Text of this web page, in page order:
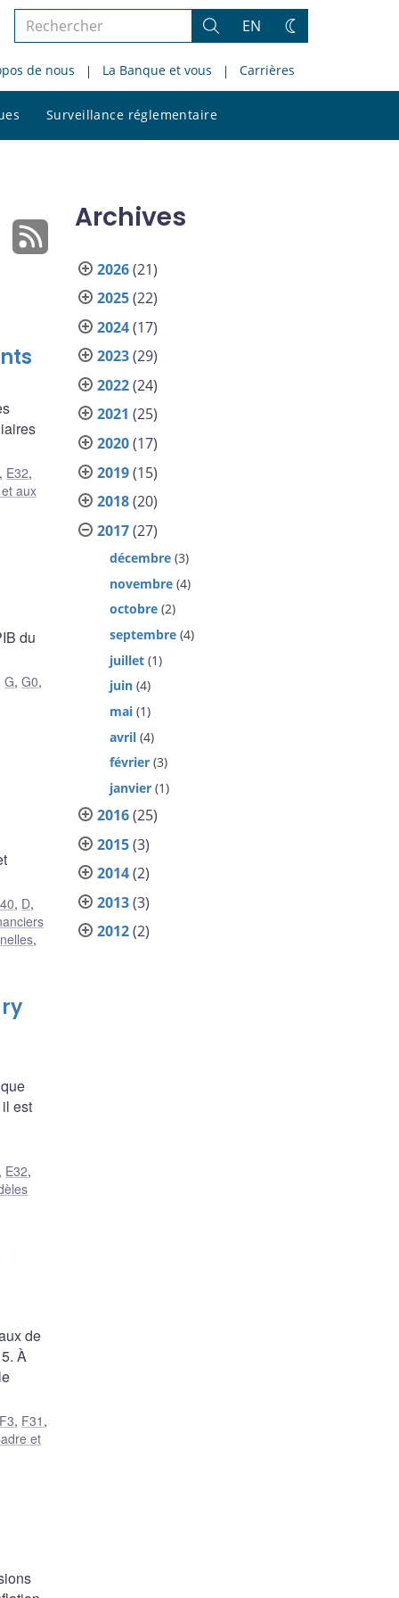
Rechercher
le
site
Rechercher
EN
Changez
thème
de nous La Banque et vous Carrières
Surveillance réglementaire
le
, E32,
aux
du
G,G0,
, D,
,
est
, E32,
de
À
F3, F31 ,
et
Archives
2026(21)
2025(22)
2024(17)
2023(29)
2022(24)
2021 (25)
2020(17)
2019(15)
2018(20)
2017(27)
décembre (3)
novembre (4)
octobre (2)
septembre (4)
juillet (1)
juin (4)
mai (1)
avril (4)
février (3)
janvier (1)
2016(25)
2015(3)
2014(2)
2013(3)
2012(2)